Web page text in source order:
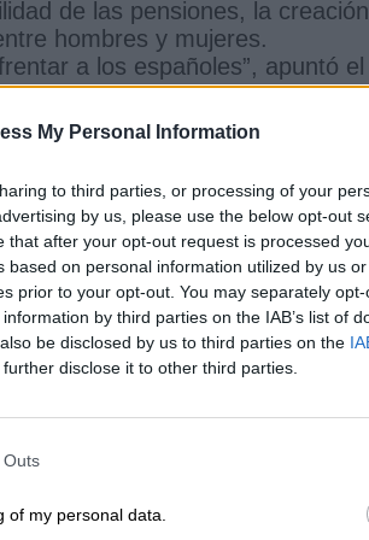
My Personal Information
to third parties, or processing of your
by us, please use the below opt-out
that after your opt-out request is processed
based on personal information utilized by us
prior to your opt-out. You may separately
by third parties on the IAB’s list of
be disclosed by us to third parties on the
disclose it to other third parties.
Outs
of my personal data.
de las pensiones, la creación
hombres y mujeres.
a los españoles”, apuntó el
balance de la acción de su
Sánchez recordó que la moción
que afectaba a la
por el Gobierno socialista,
la precariedad laboral, las
de género. Medidas “en
ha “gobernado para la
“peligroso” que las derechas de
entre otros términos,
de la Presidencia del
113 de la Constitución, que
y “ataques personales” de